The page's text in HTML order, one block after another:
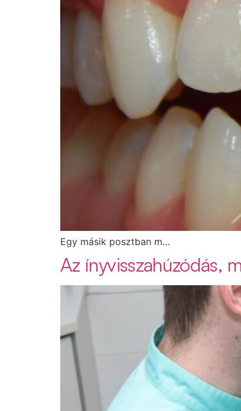
Egy másik posztban m…
Az ínyvisszahúzódás,